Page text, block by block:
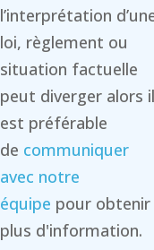
l’interprétation
loi, règlement ou
situation factuelle
peut diverger alors il
est préférable
de communiquer
avec notre
équipe pour obtenir
plus d'information.